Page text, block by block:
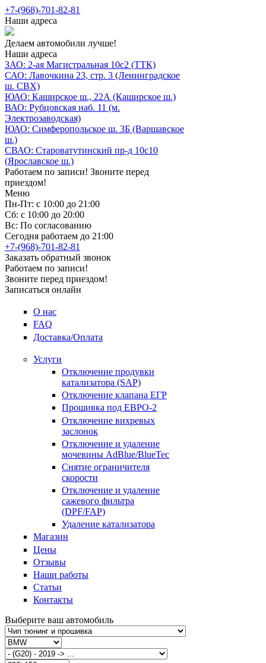
+7-(968)-701-82-81
Наши адреса
Делаем автомобили лучше!
Наши адреса
ЗАО: 2-ая Магистральная 10с2 (ТТК)
САО: Лавочкина 23, стр. 3 (Ленинградское
ш. СВХ)
ЮАО: Каширское ш., 22А (Каширское ш.)
ВАО: Рубцовская наб. 11 (м.
Электрозаводская)
ЮАО: Симферопольское ш. 3Б (Варшавское
ш.)
СВАО: Староватутинский пр-д 10с10
(Ярославское ш.)
Работаем по записи! Звоните перед
приездом!
Меню
Пн-Пт: с 10:00 до 21:00
Сб: с 10:00 до 20:00
Вс: По согласованию
Сегодня работаем до 21:00
+7-(968)-701-82-81
Заказать обратный звонок
Работаем по записи!
Звоните перед приездом!
Записаться онлайн
О нас
FAQ
Доставка/Оплата
Услуги
Отключение продувки
катализатора (SAP)
Отключение клапана ЕГР
Прошивка под ЕВРО-2
Отключение вихревых
заслонок
Отключение и удаление
мочевины AdBlue/BlueTec
Снятие ограничителя
скорости
Отключение и удаление
сажевого фильтра
(DPF/FAP)
Удаление катализатора
Магазин
Цены
Отзывы
Наши работы
Статьи
Контакты
Выберите ваш автомобиль